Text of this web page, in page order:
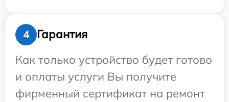
4
Гарантия
Как только устройство будет готово
и оплаты услуги Вы получите
фирменный сертификат на ремонт